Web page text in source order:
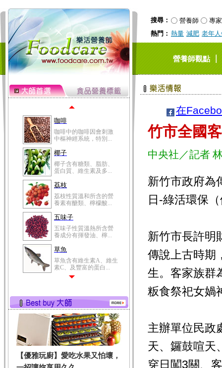
搜尋： 營養師
專家
熱門： 熱量 減肥 老年
營養師觀點｜
量極低是水腫病人的...
豆豉裡頭含有營養的蛋
白質、脂肪、鈣、磷...
榛果
榛果裡所含的營養素有
迷迭香
迷迭香 裡頭含有咖啡
酸、迷迭香酸、植物...
咖啡
咖啡中的咖啡因會刺激
中樞神經系統，特別...
椰子
椰子含有糖類、脂肪、
蛋白質、維生素及多...
荔枝
荔枝性質溫和所含的營
養素有醣類、檸檬酸...
五味子
五味子性質溫熱所含營
養成分有揮發油、檸...
草魚
草魚含有維生素A、維生
素C、及豐富的蛋白...
【優雅玩廚】愛吃水果又怕壞，
在
竹市全國
中央社／記者
新竹市政府為
日-綠活環保
新竹市長許明
傳說上古時期
生。客家族群
粄食祭祀女媧
主辦單位民政
天、鑼鼓喧天
穿日闖3關、